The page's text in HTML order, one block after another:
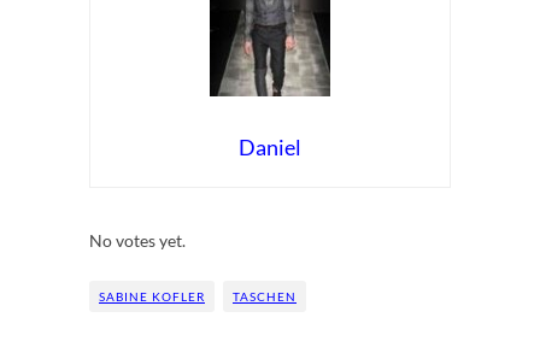
Daniel
No votes yet.
SABINE KOFLER TASCHEN